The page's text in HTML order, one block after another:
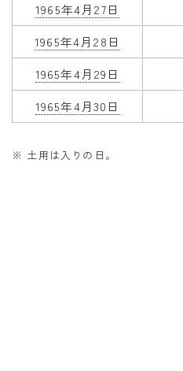
1965年4月27日
1965年4月28日
1965年4月29日
1965年4月30日
※ 土用は入りの日。